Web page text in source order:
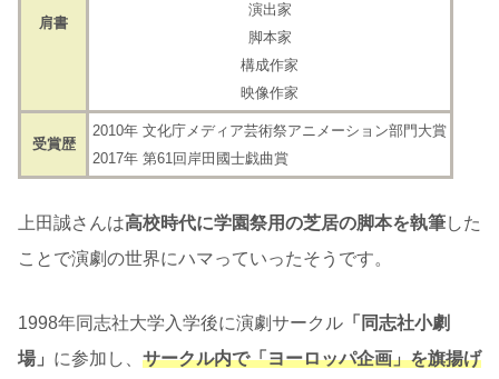
肩書
演出家
脚本家
構成作家
映像作家
受賞歴
2010年 文化庁メディア芸術祭アニメーション部門大賞
2017年 第61回岸田國士戯曲賞
上田誠さんは高校時代に学園祭用の芝居の脚本を執筆した
ことで演劇の世界にハマっていったそうです。
1998年同志社大学入学後に演劇サークル 「同志社小劇
場」 に参加し、 サークル内で「ヨーロッパ企画」を旗揚げ